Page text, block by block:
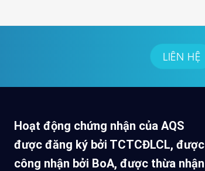
LIÊN HỆ
Hoạt động chứng nhận của AQS
được đăng ký bởi TCTCĐLCL, được
công nhận bởi BoA, được thừa nhận